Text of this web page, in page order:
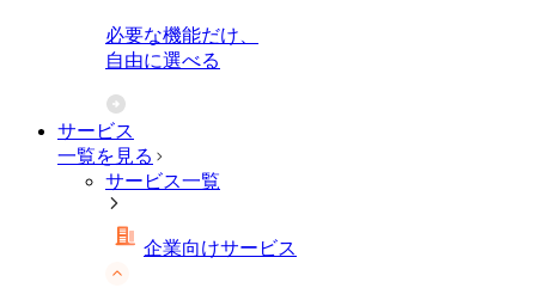
必要な機能だけ、
自由に選べる
サービス
一覧を見る
サービス一覧
企業向けサービス